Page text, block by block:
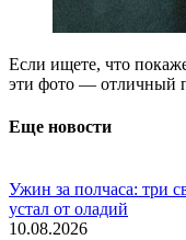
Если ищете, что
эти фото — отличный
Еще новости
Ужин за полчаса: три
устал от оладий
10.08.2026